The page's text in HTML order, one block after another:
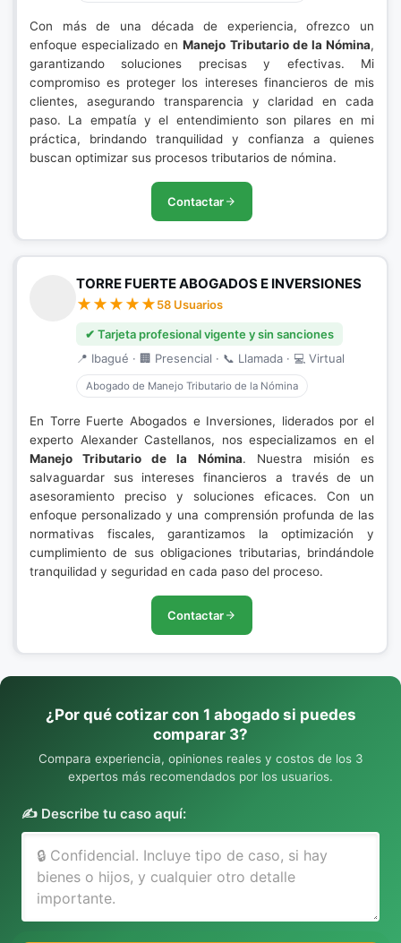
Con más de una década de experiencia, ofrezco un
enfoque especializado enManejo Tributario de la Nómina,
garantizando soluciones precisas y efectivas. Mi
compromiso es proteger los intereses financieros de mis
clientes, asegurando transparencia y claridad en cada
paso. La empatía y el entendimiento son pilares en mi
práctica, brindando tranquilidad y confianza a quienes
buscan optimizar sus procesos tributarios de nómina.
Contactar
TORRE FUERTE ABOGADOS E INVERSIONES
58 Usuarios
✔ Tarjeta profesional vigente y sin sanciones
📍 Ibagué · 🏢 Presencial · 📞 Llamada · 💻 Virtual
Abogado de Manejo Tributario de la Nómina
En Torre Fuerte Abogados e Inversiones, liderados por el
experto Alexander Castellanos, nos especializamos en el
Manejo Tributario de la Nómina. Nuestra misión es
salvaguardar sus intereses financieros a través de un
asesoramiento preciso y soluciones eficaces. Con un
enfoque personalizado y una comprensión profunda de las
normativas fiscales, garantizamos la optimización y
cumplimiento de sus obligaciones tributarias, brindándole
tranquilidad y seguridad en cada paso del proceso.
Contactar
¿Por qué cotizar con 1 abogado si puedes
comparar 3?
Compara experiencia, opiniones reales y costos de los 3
expertos más recomendados por los usuarios.
✍️ Describe tu caso aquí: